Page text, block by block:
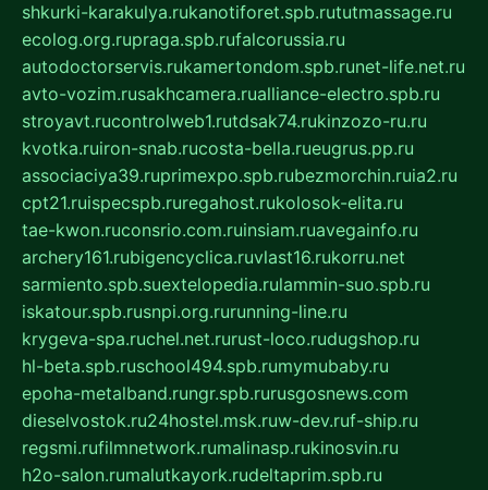
shkurki-karakulya.rukanotiforet.spb.rututmassage.ru
ecolog.org.rupraga.spb.rufalcorussia.ru
autodoctorservis.rukamertondom.spb.runet-life.net.ru
avto-vozim.rusakhcamera.rualliance-electro.spb.ru
stroyavt.rucontrolweb1.rutdsak74.rukinzozo-ru.ru
kvotka.ruiron-snab.rucosta-bella.rueugrus.pp.ru
associaciya39.ruprimexpo.spb.rubezmorchin.ruia2.ru
cpt21.ruispecspb.ruregahost.rukolosok-elita.ru
tae-kwon.ruconsrio.com.ruinsiam.ruavegainfo.ru
archery161.rubigencyclica.ruvlast16.rukorru.net
sarmiento.spb.suextelopedia.rulammin-suo.spb.ru
iskatour.spb.rusnpi.org.rurunning-line.ru
krygeva-spa.ruchel.net.rurust-loco.rudugshop.ru
hl-beta.spb.ruschool494.spb.rumymubaby.ru
epoha-metalband.rungr.spb.rurusgosnews.com
dieselvostok.ru24hostel.msk.ruw-dev.ruf-ship.ru
regsmi.rufilmnetwork.rumalinasp.rukinosvin.ru
h2o-salon.rumalutkayork.rudeltaprim.spb.ru